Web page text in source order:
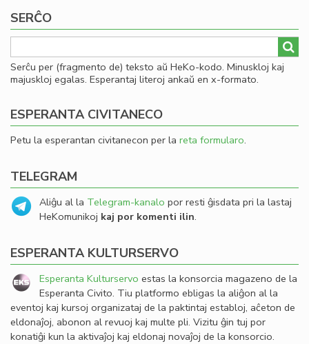
SERĈO
Serĉu per (fragmento de) teksto aŭ HeKo-kodo. Minuskloj kaj
majuskloj egalas. Esperantaj literoj ankaŭ en x-formato.
ESPERANTA CIVITANECO
Petu la esperantan civitanecon per la reta formularo.
TELEGRAM
Aliĝu al la Telegram-kanalo por resti ĝisdata pri la lastaj
HeKomunikoj kaj por komenti ilin.
ESPERANTA KULTURSERVO
Esperanta Kulturservo estas la konsorcia magazeno de la
Esperanta Civito. Tiu platformo ebligas la aliĝon al la
eventoj kaj kursoj organizataj de la paktintaj establoj, aĉeton de
eldonaĵoj, abonon al revuoj kaj multe pli. Vizitu ĝin tuj por
konatiĝi kun la aktivaĵoj kaj eldonaj novaĵoj de la konsorcio.